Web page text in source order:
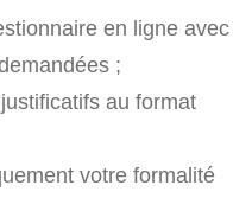
en ligne avec
;
au format
votre formalité